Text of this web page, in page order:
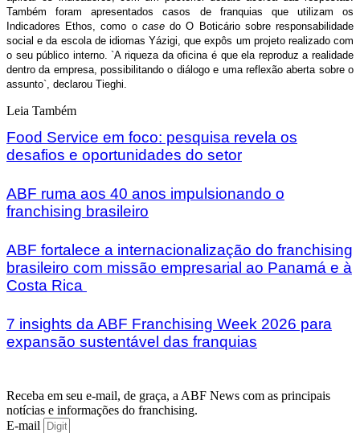
Também foram apresentados casos de franquias que utilizam os
Indicadores Ethos, como o casedo O Boticário sobre responsabilidade
social e da escola de idiomas Yázigi, que expôs um projeto realizado com
o seu público interno. `A riqueza da oficina é que ela reproduz a realidade
dentro da empresa, possibilitando o diálogo e uma reflexão aberta sobre o
assunto`, declarou Tieghi.
Leia Também
Food Service em foco: pesquisa revela os
desafios e oportunidades do setor
ABF ruma aos 40 anos impulsionando o
franchising brasileiro
ABF fortalece a internacionalização do franchising
brasileiro com missão empresarial ao Panamá e à
Costa Rica
7 insights da ABF Franchising Week 2026 para
expansão sustentável das franquias
Receba em seu e-mail, de graça, a ABF News com as principais
notícias e informações do franchising.
E-mail